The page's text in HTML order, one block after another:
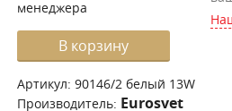
менеджера
В корзину
Артикул: 90146/2 белый 13W
Производитель: Eurosvet